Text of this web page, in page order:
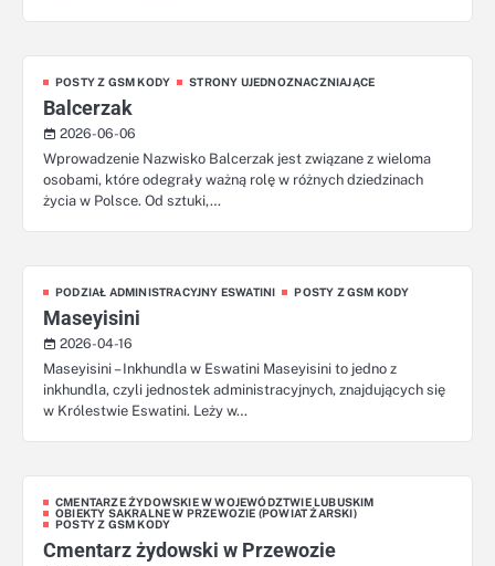
POSTY Z GSM KODY STRONY UJEDNOZNACZNIAJĄCE
Balcerzak
2026-06-06
Wprowadzenie Nazwisko Balcerzak jest związane z wieloma
osobami, które odegrały ważną rolę w różnych dziedzinach
życia w Polsce. Od sztuki,…
PODZIAŁ ADMINISTRACYJNY ESWATINI POSTY Z GSM KODY
Maseyisini
2026-04-16
Maseyisini – Inkhundla w Eswatini Maseyisini to jedno z
inkhundla, czyli jednostek administracyjnych, znajdujących się
w Królestwie Eswatini. Leży w…
CMENTARZE ŻYDOWSKIE W WOJEWÓDZTWIE LUBUSKIM
OBIEKTY SAKRALNE W PRZEWOZIE (POWIAT ŻARSKI)
POSTY Z GSM KODY
Cmentarz żydowski w Przewozie